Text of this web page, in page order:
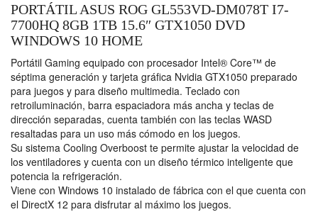
PORTÁTIL ASUS ROG GL553VD-DM078T I7-
7700HQ 8GB 1TB 15.6″ GTX1050 DVD
WINDOWS 10 HOME
Portátil Gaming equipado con procesador Intel® Core™ de
séptima generación y tarjeta gráfica Nvidia GTX1050 preparado
para juegos y para diseño multimedia. Teclado con
retroiluminación, barra espaciadora más ancha y teclas de
dirección separadas, cuenta también con las teclas WASD
resaltadas para un uso más cómodo en los juegos.
Su sistema Cooling Overboost te permite ajustar la velocidad de
los ventiladores y cuenta con un diseño térmico inteligente que
potencia la refrigeración.
Viene con Windows 10 instalado de fábrica con el que cuenta con
el DirectX 12 para disfrutar al máximo los juegos.